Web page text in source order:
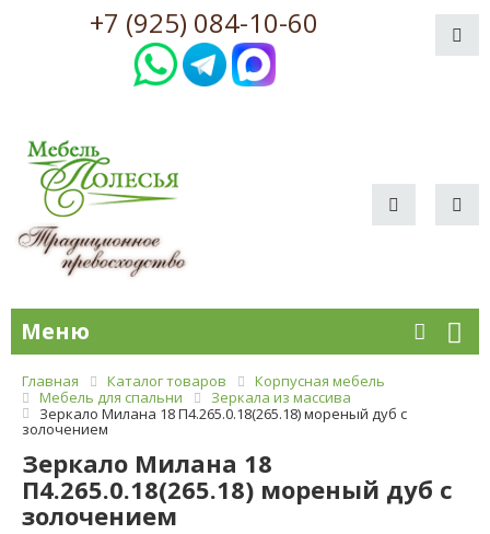
+7 (925) 084-10-60
Меню
Главная Каталог товаров
Корпусная мебель
Мебель для спальни
Зеркала из массива
Зеркало Милана 18 П4.265.0.18(265.18) мореный дуб с
золочением
Зеркало Милана 18
П4.265.0.18(265.18) мореный дуб с
золочением